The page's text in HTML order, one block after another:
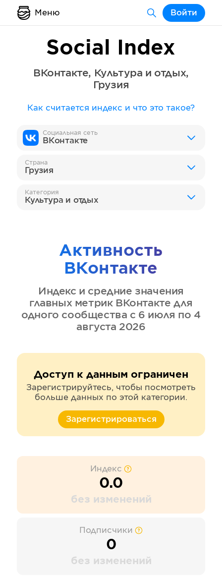
Меню Войти
Social Index
ВКонтакте, Культура и отдых,
Грузия
Как считается индекс и что это такое?
Социальная сеть
ВКонтакте
Страна
Грузия
Категория
Культура и отдых
Активность
ВКонтакте
Индекс и средние значения
главных метрик ВКонтакте для
одного сообщества с 6 июля по 4
августа 2026
Доступ к данным ограничен
Зарегистрируйтесь, чтобы посмотреть
больше данных по этой категории.
Зарегистрироваться
Индекс
0.0
без изменений
Подписчики
0
без изменений